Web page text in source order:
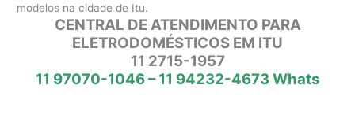
modelos na cidade de Itu.
CENTRAL DE ATENDIMENTO PARA
ELETRODOMÉSTICOS EM ITU
11 2715-1957
11 97070-1046 – 11 94232-4673 Whats